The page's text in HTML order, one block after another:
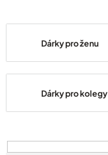
Dárky pro ženu
Dárky pro kolegy
V